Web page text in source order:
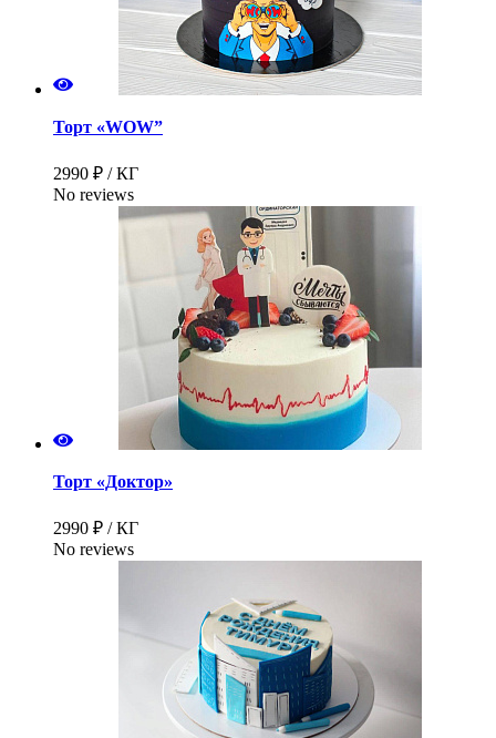
Торт «WOW”
2990 ₽ / КГ
No reviews
Торт «Доктор»
2990 ₽ / КГ
No reviews